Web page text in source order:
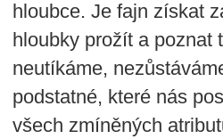
hloubce. Je fajn získat
hloubky prožít a poznat
neutíkáme,
podstatné, které nás
všech zmíněných